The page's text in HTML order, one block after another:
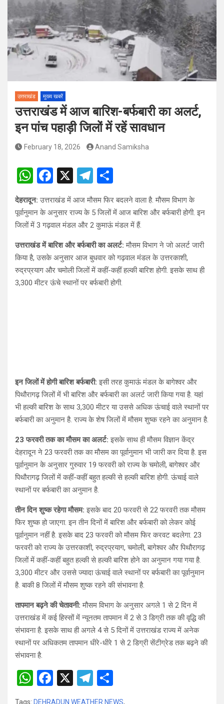
पदों पर होगा चयन
विश्व संस्कृत दिवस से पूर्व, उत्तराखण्ड ने वैश्विक स्तर पर संस्कृत के प्रसार
को दिया नया आयाम
उत्तराखंड मुख्य खबरें
उत्तराखंड में आज बारिश-बर्फबारी का अलर्ट,
इन पांच पहाड़ी जिलों में रहें सावधान
February 18, 2026 Anand Samiksha
W
at
s
A
p
p
F
a
ce
b
o
o
k
X
T
el
e
gr
a
m
ar
e
देहरादून:उत्तराखंड में आज मौसम फिर बदलने वाला है. मौसम विभाग के
पूर्वानुमान के अनुसार राज्य के 5 जिलों में आज बारिश और बर्फबारी होगी. इन
जिलों में 3 गढ़वाल मंडल और 2 कुमाऊं मंडल में हैं.
उत्तराखंड में बारिश और बर्फबारी का अलर्ट:मौसम विभाग ने जो अलर्ट जारी
किया है, उसके अनुसार आज बुधवार को गढ़वाल मंडल के उत्तरकाशी,
रुद्रप्रयाग और चमोली जिलों में कहीं-कहीं हल्की बारिश होगी. इसके साथ ही
3,300 मीटर ऊंचे स्थानों पर बर्फबारी होगी.
इन जिलों में होगी बारिश बर्फबारी:इसी तरह कुमाऊं मंडल के बागेश्वर और
पिथौरागढ़ जिलों में भी बारिश और बर्फबारी का अलर्ट जारी किया गया है. यहां
भी हल्की बारिश के साथ 3,300 मीटर या उससे अधिक ऊंचाई वाले स्थानों पर
बर्फबारी का अनुमान है. राज्य के शेष जिलों में मौसम शुष्क रहने का अनुमान है.
23 फरवरी तक का मौसम का अलर्ट:इसके साथ ही मौसम विज्ञान केंद्र
देहरादून ने 23 फरवरी तक का मौसम का पूर्वानुमान भी जारी कर दिया है. इस
पूर्वानुमान के अनुसार गुरुवार 19 फरवरी को राज्य के चमोली, बागेश्वर और
पिथौरागढ़ जिलों में कहीं-कहीं बहुत हल्की से हल्की बारिश होगी. ऊंचाई वाले
स्थानों पर बर्फबारी का अनुमान है.
तीन दिन शुष्क रहेगा मौसम:इसके बाद 20 फरवरी से 22 फरवरी तक मौसम
फिर शुष्क हो जाएगा. इन तीन दिनों में बारिश और बर्फबारी को लेकर कोई
पूर्वानुमान नहीं है. इसके बाद 23 फरवरी को मौसम फिर करवट बदलेगा. 23
फरवरी को राज्य के उत्तरकाशी, रुद्रप्रयाग, चमोली, बागेश्वर और पिथौरागढ़
जिलों में कहीं-कहीं बहुत हल्की से हल्की बारिश होने का अनुमान गया गया है.
3,300 मीटर और उससे ज्यादा ऊंचाई वाले स्थानों पर बर्फबारी का पूर्वानुमान
है. बाकी 8 जिलों में मौसम शुष्क रहने की संभावना है.
तापमान बढ़ने की चेतावनी:मौसम विभाग के अनुसार अगले 1 से 2 दिन में
उत्तराखंड में कई हिस्सों में न्यूनतम तापमान में 2 से 3 डिग्री तक की वृद्धि की
संभावना है. इसके साथ ही अगले 4 से 5 दिनों में उत्तराखंड राज्य में अनेक
स्थानों पर अधिकतम तापमान धीरे-धीरे 1 से 2 डिग्री सेंटीग्रेड तक बढ़ने की
संभावना है.
W
h
F
a
X
T
el h
Tags: DEHRADUN WEATHER NEWS,